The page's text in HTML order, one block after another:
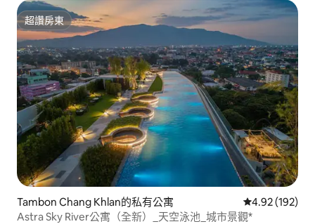
超讚房東
超讚房東
Tambon Chang Khlan的私有公寓 從 192 則評價
4.92 (192)
Astra Sky River公寓（全新）_天空泳池_城市景觀*